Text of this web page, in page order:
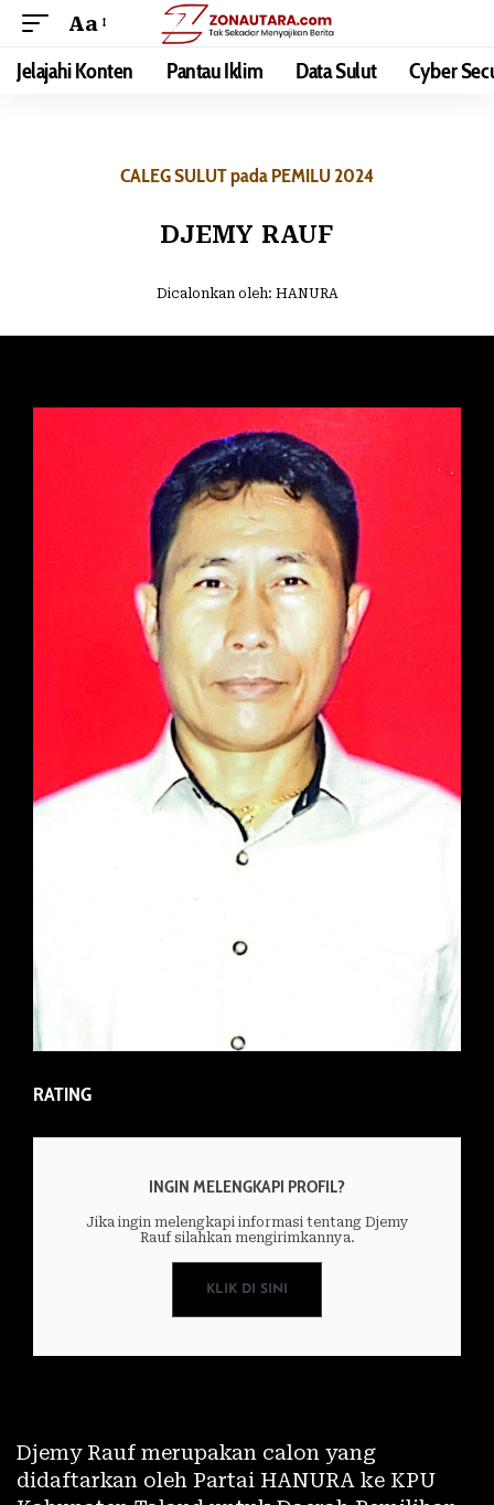
Aa
Jelajahi Konten Pantau Iklim Data Sulut Cyber
CALEG SULUT pada PEMILU 2024
DJEMY RAUF
Dicalonkan oleh: HANURA
RATING
INGIN MELENGKAPI PROFIL?
Jika ingin melengkapi informasi tentang Djemy
Rauf silahkan mengirimkannya.
KLIK DI SINI
Djemy Rauf merupakan calon yang
didaftarkan oleh Partai HANURA ke KPU